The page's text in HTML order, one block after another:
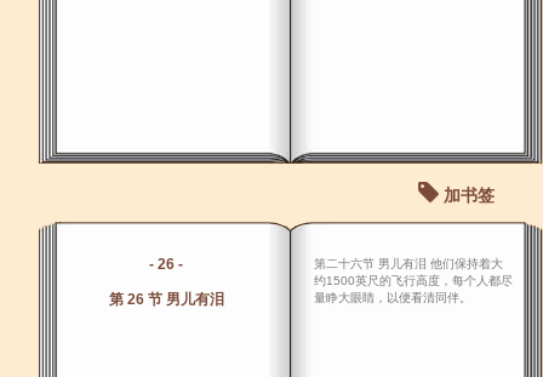
加书签
- 26 -
第 26 节 男儿有泪
第二十六节 男儿有泪 他们保持着大
约1500英尺的飞行高度，每个人都尽
量睁大眼睛，以便看清同伴。